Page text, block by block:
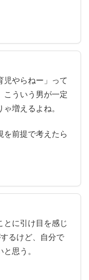
児やらねー」って
こういう男が一定
増えるよね。
を前提で考えたら
とに引け目を感じ
るけど、自分で
思う。